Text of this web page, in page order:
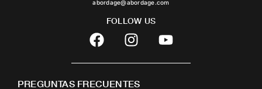
abordage@abordage.com
FOLLOW US
F
a
c
I
n
s
Y
o
u
PREGUNTAS FRECUENTES